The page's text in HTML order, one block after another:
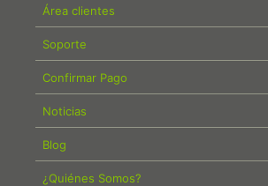
Área clientes
Soporte
Confirmar Pago
Noticias
Blog
¿Quiénes Somos?